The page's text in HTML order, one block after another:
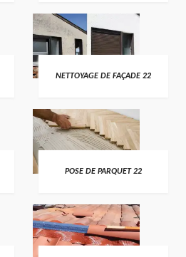
NETTOYAGE DE FAÇADE 22
POSE DE PARQUET 22